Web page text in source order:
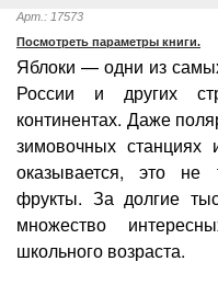
Арт.: 17573
Посмотреть параметры книги.
Яблоки — одни из
России и других
континентах. Даже
зимовочных
оказывается, это
фрукты. За долгие
множество
школьного возраста.